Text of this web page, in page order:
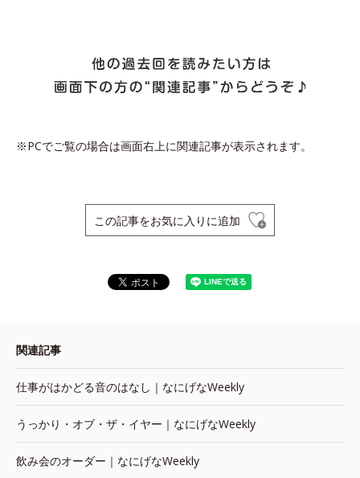
※PCでご覧の場合は画面右上に関連記事が表示されます。
この記事をお気に入りに追加
関連記事
仕事がはかどる音のはなし｜なにげなWeekly
うっかり・オブ・ザ・イヤー｜なにげなWeekly
飲み会のオーダー｜なにげなWeekly